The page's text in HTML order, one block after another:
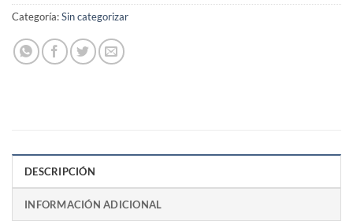
Categoría:Sin categorizar
DESCRIPCIÓN
INFORMACIÓN ADICIONAL